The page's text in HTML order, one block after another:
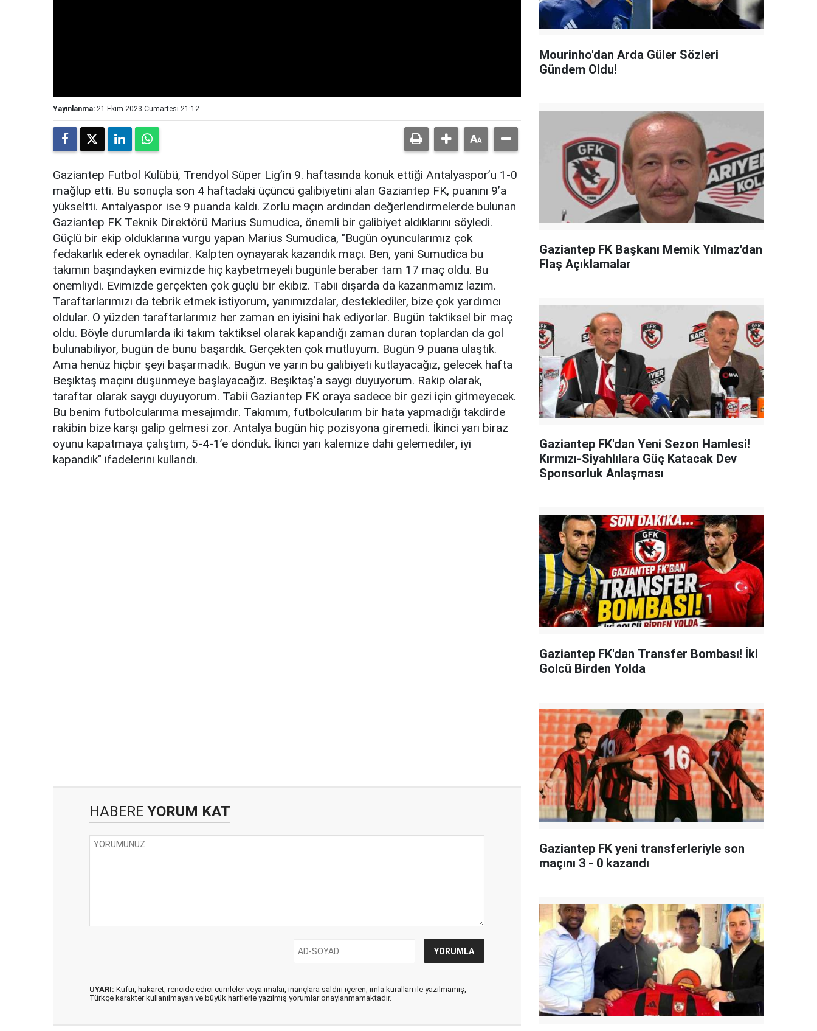
Yayınlanma: 21 Ekim 2023 Cumartesi 21:12
Gaziantep Futbol Kulübü, Trendyol Süper Lig’in 9. haftasında konuk ettiği Antalyaspor’u 1-0
mağlup etti. Bu sonuçla son 4 haftadaki üçüncü galibiyetini alan Gaziantep FK, puanını 9’a
yükseltti. Antalyaspor ise 9 puanda kaldı. Zorlu maçın ardından değerlendirmelerde bulunan
Gaziantep FK Teknik Direktörü Marius Sumudica, önemli bir galibiyet aldıklarını söyledi.
Güçlü bir ekip olduklarına vurgu yapan Marius Sumudica, "Bugün oyuncularımız çok
fedakarlık ederek oynadılar. Kalpten oynayarak kazandık maçı. Ben, yani Sumudica bu
takımın başındayken evimizde hiç kaybetmeyeli bugünle beraber tam 17 maç oldu. Bu
önemliydi. Evimizde gerçekten çok güçlü bir ekibiz. Tabii dışarda da kazanmamız lazım.
Taraftarlarımızı da tebrik etmek istiyorum, yanımızdalar, desteklediler, bize çok yardımcı
oldular. O yüzden taraftarlarımız her zaman en iyisini hak ediyorlar. Bugün taktiksel bir maç
oldu. Böyle durumlarda iki takım taktiksel olarak kapandığı zaman duran toplardan da gol
bulunabiliyor, bugün de bunu başardık. Gerçekten çok mutluyum. Bugün 9 puana ulaştık.
Ama henüz hiçbir şeyi başarmadık. Bugün ve yarın bu galibiyeti kutlayacağız, gelecek hafta
Beşiktaş maçını düşünmeye başlayacağız. Beşiktaş’a saygı duyuyorum. Rakip olarak,
taraftar olarak saygı duyuyorum. Tabii Gaziantep FK oraya sadece bir gezi için gitmeyecek.
Bu benim futbolcularıma mesajımdır. Takımım, futbolcularım bir hata yapmadığı takdirde
rakibin bize karşı galip gelmesi zor. Antalya bugün hiç pozisyona giremedi. İkinci yarı biraz
oyunu kapatmaya çalıştım, 5-4-1’e döndük. İkinci yarı kalemize dahi gelemediler, iyi
kapandık" ifadelerini kullandı.
HABERE YORUM KAT
UYARI: Küfür, hakaret, rencide edici cümleler veya imalar, inançlara saldırı içeren, imla kuralları ile yazılmamış,
Türkçe karakter kullanılmayan ve büyük harflerle yazılmış yorumlar onaylanmamaktadır.
Mourinho'dan Arda Güler Sözleri
Gündem Oldu!
Gaziantep FK Başkanı Memik Yılmaz'dan
Flaş Açıklamalar
Gaziantep FK'dan Yeni Sezon Hamlesi!
Kırmızı-Siyahlılara Güç Katacak Dev
Sponsorluk Anlaşması
Gaziantep FK'dan Transfer Bombası! İki
Golcü Birden Yolda
Gaziantep FK yeni transferleriyle son
maçını 3 - 0 kazandı